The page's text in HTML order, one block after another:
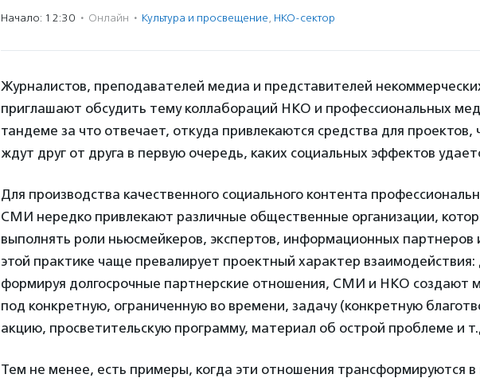
Начало: 12:30 · Онлайн · Культура и просвещение, НКО-сектор
Журналистов, преподавателей медиа и представителей
приглашают обсудить тему коллабораций НКО и профессиональных
тандеме за что отвечает, откуда привлекаются средства для проектов,
ждут друг от друга в первую очередь, каких социальных эффектов
Для производства качественного социального контента
СМИ нередко привлекают различные общественные организации,
выполнять роли ньюсмейкеров, экспертов, информационных партнеров
этой практике чаще превалирует проектный характер
формируя долгосрочные партнерские отношения, СМИ и НКО создают
под конкретную, ограниченную во времени, задачу (конкретную
акцию, просветительскую программу, материал об острой проблеме и
Тем не менее, есть примеры, когда эти отношения трансформируются